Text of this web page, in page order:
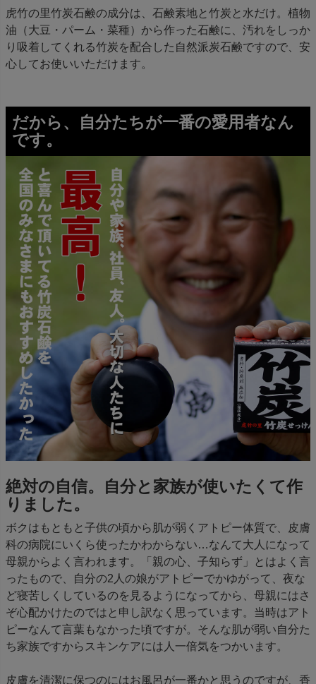
虎竹の里竹炭石鹸の成分は、石鹸素地と竹炭と水だけ。植物
油（大豆・パーム・菜種）から作った石鹸に、汚れをしっか
り吸着してくれる竹炭を配合した自然派炭石鹸ですので、安
心してお使いいただけます。
だから、自分たちが一番の愛用者なん
です。
絶対の自信。自分と家族が使いたくて作
りました。
ボクはもともと子供の頃から肌が弱くアトピー体質で、皮膚
科の病院にいくら使ったかわからない…なんて大人になって
母親からよく言われます。「親の心、子知らず」とはよく言
ったもので、自分の2人の娘がアトピーでかゆがって、夜な
ど寝苦しくしているのを見るようになってから、母親にはさ
ぞ心配かけたのではと申し訳なく思っています。当時はアト
ピーなんて言葉もなかった頃ですが。そんな肌が弱い自分た
ち家族ですからスキンケアには人一倍気をつかいます。
皮膚を清潔に保つのにはお風呂が一番かと思うのですが、香